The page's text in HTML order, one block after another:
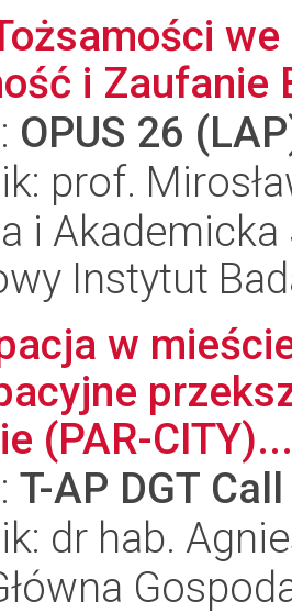
i Zaufanie
OPUS 26
prof.
i
Instytut
w
(PAR-CITY)...
T-AP DGT
dr hab.